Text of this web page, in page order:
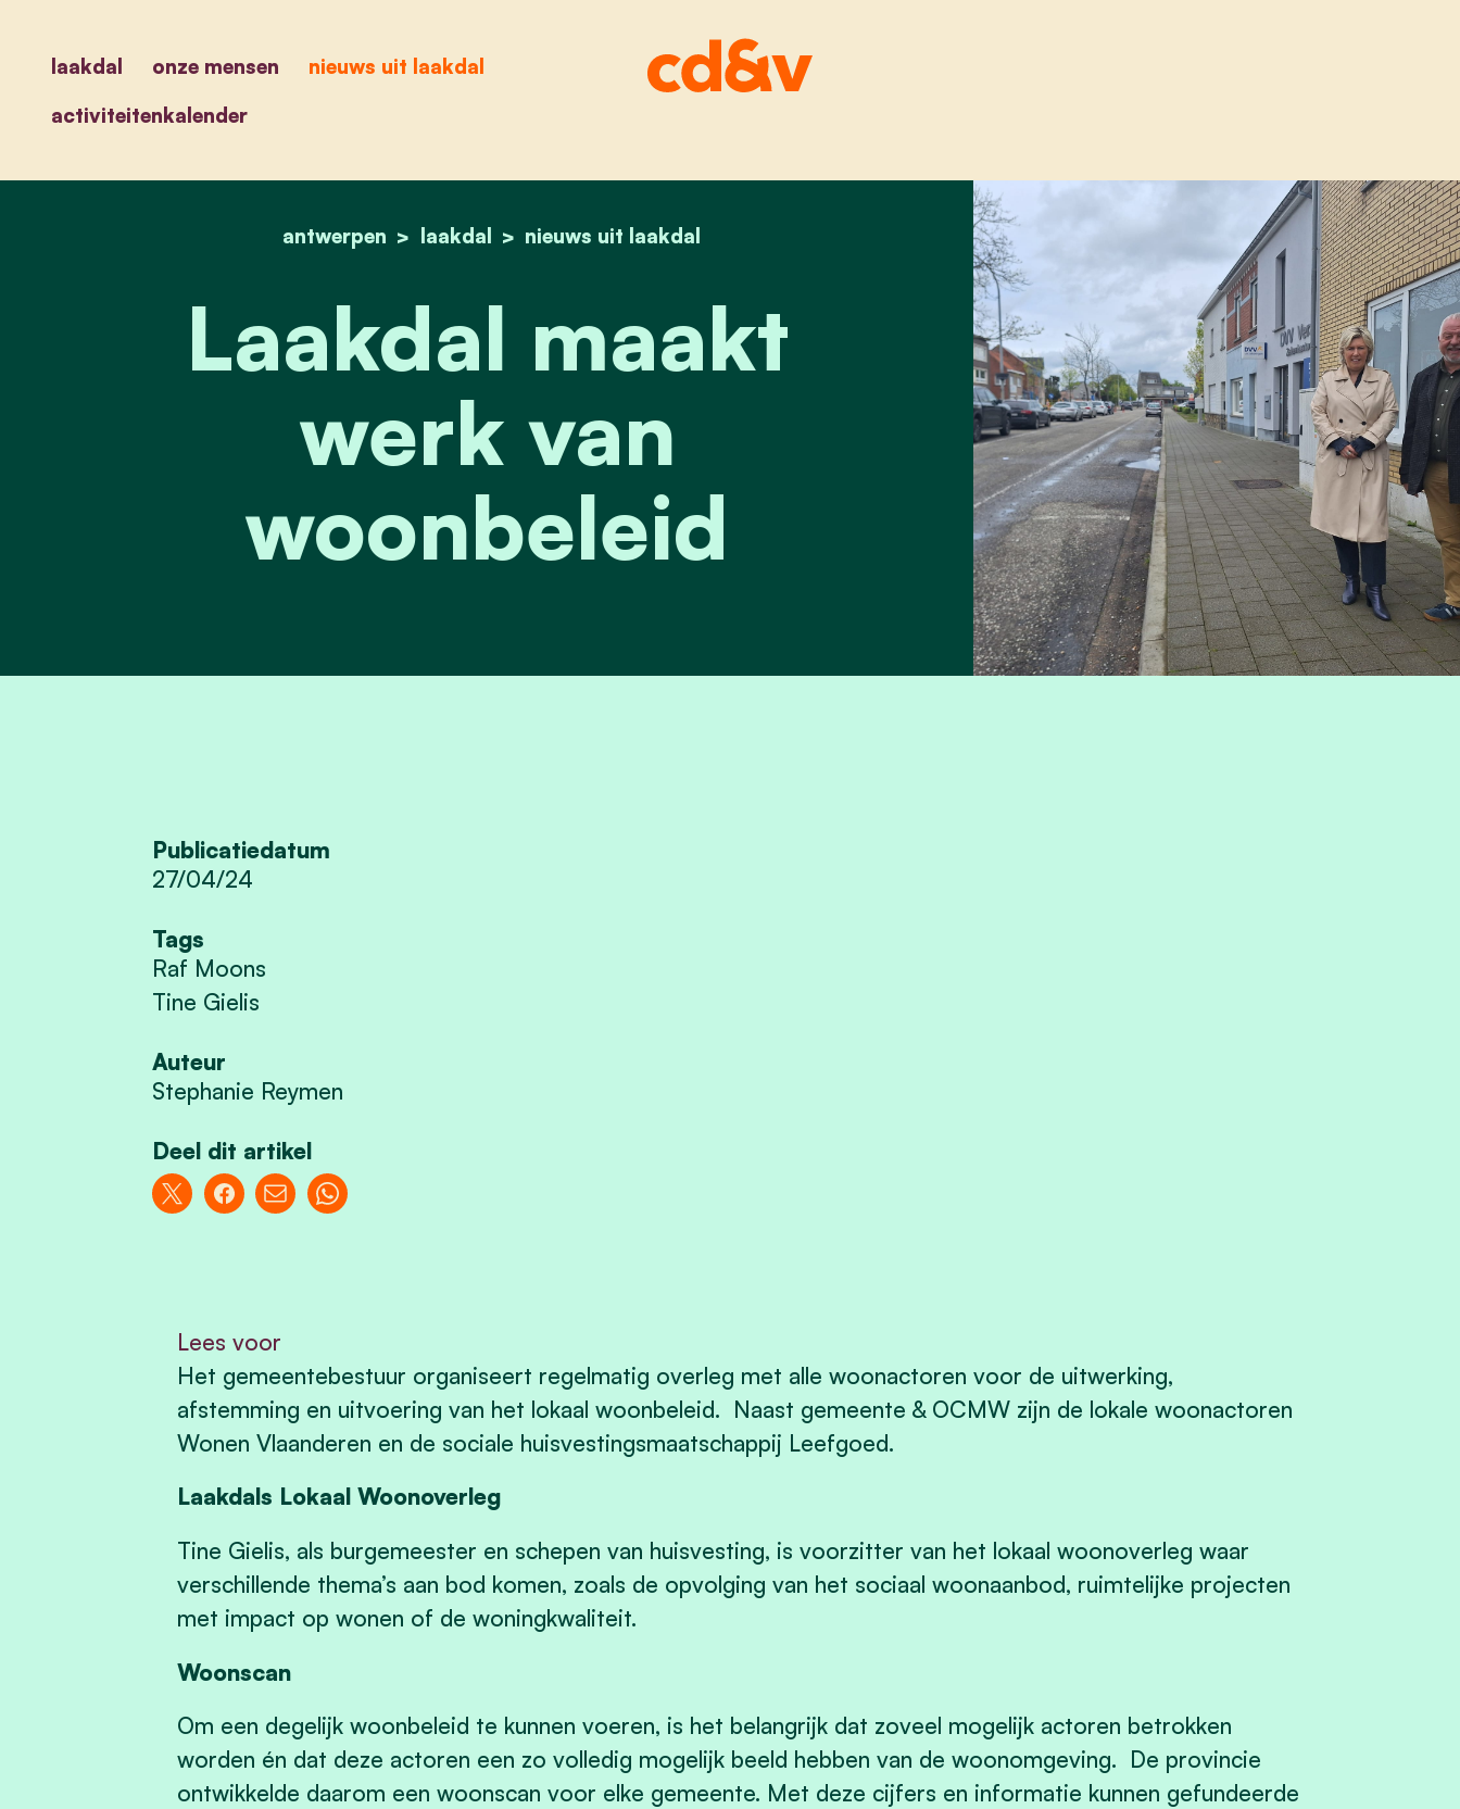
laakdal onze mensen
nieuws uit laakdal
activiteitenkalender
home
antwerpen laakdal nieuws uit laakdal
laakdal maakt werk van woonbeleid
Laakdal maakt
werk van
woonbeleid
Publicatiedatum
27/04/24
Tags
Raf Moons
Tine Gielis
Auteur
Stephanie Reymen
Deel dit artikel
Lees voor
Het gemeentebestuur organiseert regelmatig overleg met alle woonactoren voor de uitwerking,
afstemming en uitvoering van het lokaal woonbeleid. Naast gemeente & OCMW zijn de lokale woonactoren
Wonen Vlaanderen en de sociale huisvestingsmaatschappij Leefgoed.
Laakdals Lokaal Woonoverleg
Tine Gielis, als burgemeester en schepen van huisvesting, is voorzitter van het lokaal woonoverleg waar
verschillende thema’s aan bod komen, zoals de opvolging van het sociaal woonaanbod, ruimtelijke projecten
met impact op wonen of de woningkwaliteit.
Woonscan
Om een degelijk woonbeleid te kunnen voeren, is het belangrijk dat zoveel mogelijk actoren betrokken
worden én dat deze actoren een zo volledig mogelijk beeld hebben van de woonomgeving. De provincie
ontwikkelde daarom een woonscan voor elke gemeente. Met deze cijfers en informatie kunnen gefundeerde